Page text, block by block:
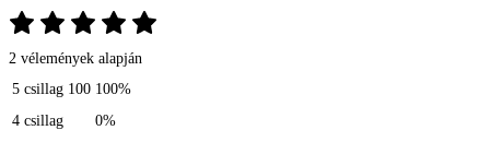
2 vélemények alapján
5 csillag 100 100%
4 csillag
0%